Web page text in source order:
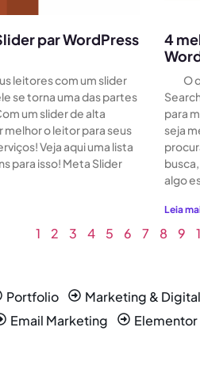
par WordPress
leitores com um slider
se torna uma das partes
um slider de alta
o leitor para seus
Veja aqui uma lista
para isso! Meta Slider
4
O
para
seja
algo
Leia
1 2 3 4 5 6 7 8 9
Portfolio Marketing & Digital
Email Marketing Elementor